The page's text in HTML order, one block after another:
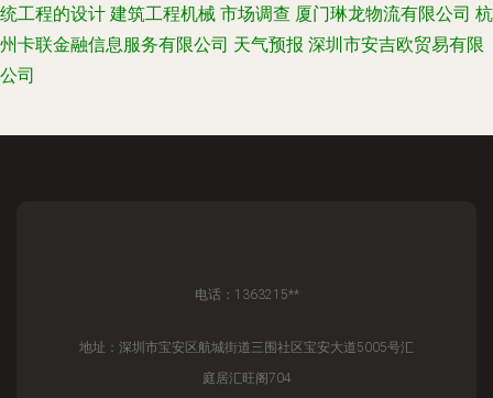
统工程的设计 建筑工程机械 市场调查 厦门琳龙物流有限公司 杭
州卡联金融信息服务有限公司 天气预报 深圳市安吉欧贸易有限
公司
电话：1363215**
地址：深圳市宝安区航城街道三围社区宝安大道5005号汇
庭居汇旺阁704